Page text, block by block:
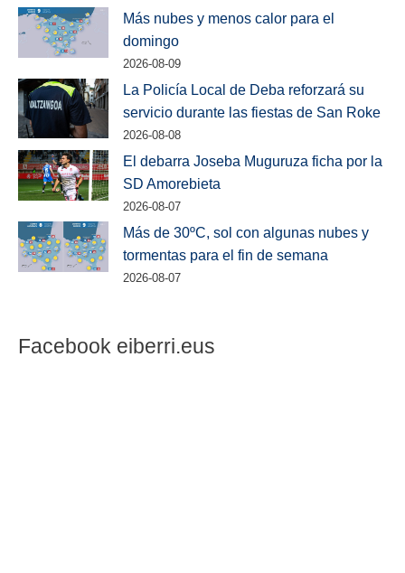
Más nubes y menos calor para el
domingo
2026-08-09
La Policía Local de Deba reforzará su
servicio durante las fiestas de San Roke
2026-08-08
El debarra Joseba Muguruza ficha por la
SD Amorebieta
2026-08-07
Más de 30ºC, sol con algunas nubes y
tormentas para el fin de semana
2026-08-07
Facebook eiberri.eus